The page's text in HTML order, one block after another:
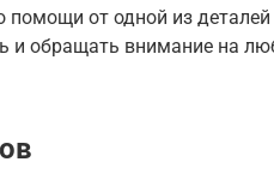
от одной из деталей
и обращать внимание на